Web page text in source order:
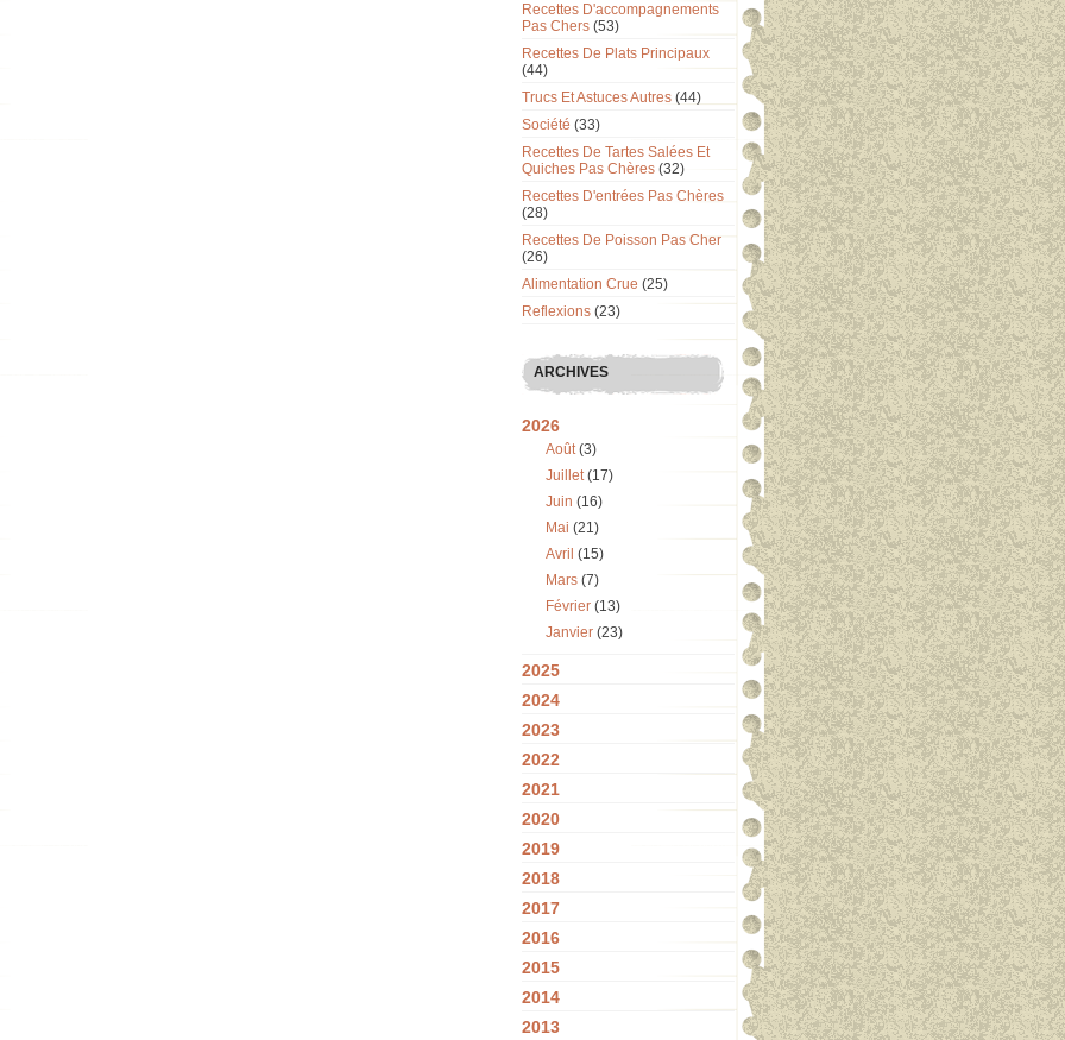
Recettes D'accompagnements
Pas Chers (53)
Recettes De Plats Principaux
(44)
Trucs Et Astuces Autres (44)
Société (33)
Recettes De Tartes Salées Et
Quiches Pas Chères (32)
Recettes D'entrées Pas Chères
(28)
Recettes De Poisson Pas Cher
(26)
Alimentation Crue (25)
Reflexions (23)
ARCHIVES
2026
Août(3)
Juillet(17)
Juin (16)
Mai (21)
Avril (15)
Mars (7)
Février (13)
Janvier (23)
2025
2024
2023
2022
2021
2020
2019
2018
2017
2016
2015
2014
2013